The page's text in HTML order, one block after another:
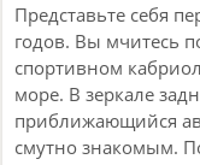
Представьте себя
годов. Вы мчитесь
спортивном
море. В зеркале
приближающийся
смутно знакомым.